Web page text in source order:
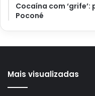
Cocaína com
Poconé
Mais visualizadas